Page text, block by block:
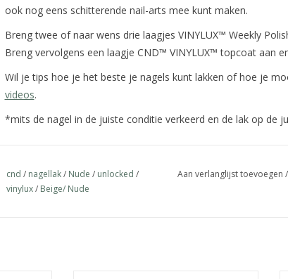
ook nog eens schitterende nail-arts mee kunt maken.
Breng twee of naar wens drie laagjes VINYLUX™ Weekly
Breng vervolgens een laagje CND™ VINYLUX™ topcoat aan
Wil je tips hoe je het beste je nagels kunt lakken of hoe je
videos.
*mits de nagel in de juiste conditie verkeerd en de lak op de
cnd / nagellak/ Nude / unlocked /
vinylux/ Beige/ Nude
Aan verlanglijst toevoegen /